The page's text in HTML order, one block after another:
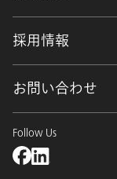
採用情報
お問い合わせ
Follow Us